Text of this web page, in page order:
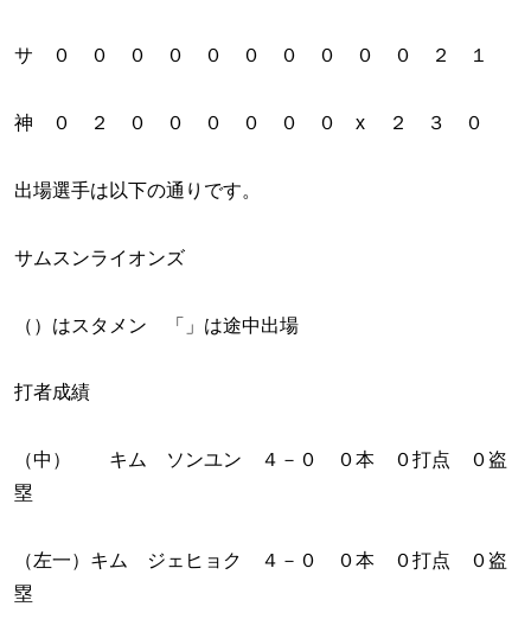
サ ０ ０ ０ ０ ０ ０ ０ ０ ０ ０ ２ １
神 ０ ２ ０ ０ ０ ０ ０ ０ x ２ ３ ０
出場選手は以下の通りです。
サムスンライオンズ
（）はスタメン 「」は途中出場
打者成績
（中） キム ソンユン ４－０ ０本 ０打点 ０盗
塁
（左一）キム ジェヒョク ４－０ ０本 ０打点 ０盗
塁